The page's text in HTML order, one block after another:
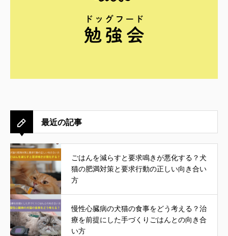
最近の記事
ごはんを減らすと要求鳴きが悪化する？犬
猫の肥満対策と要求行動の正しい向き合い
方
慢性心臓病の犬猫の食事をどう考える？治
療を前提にした手づくりごはんとの向き合
い方